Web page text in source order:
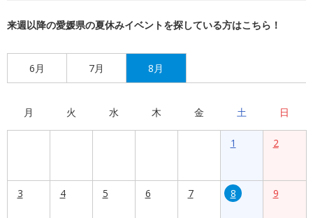
来週以降の愛媛県の夏休みイベントを探している方はこちら！
6月 7月 8月
月 火 水 木 金 土 日
1 2
3 4 5 6 7 8 9